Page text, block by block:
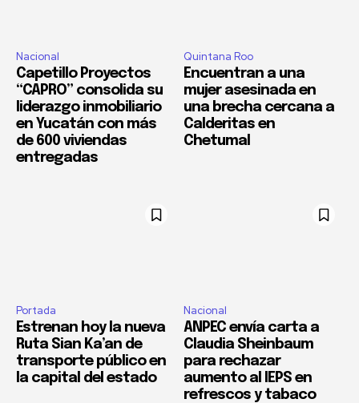
Nacional
Capetillo Proyectos
“CAPRO” consolida su
liderazgo inmobiliario
en Yucatán con más
de 600 viviendas
entregadas
Quintana Roo
Encuentran a una
mujer asesinada en
una brecha cercana a
Calderitas en
Chetumal
Portada
Estrenan hoy la nueva
Ruta Sian Ka’an de
transporte público en
la capital del estado
Nacional
ANPEC envía carta a
Claudia Sheinbaum
para rechazar
aumento al IEPS en
refrescos y tabaco